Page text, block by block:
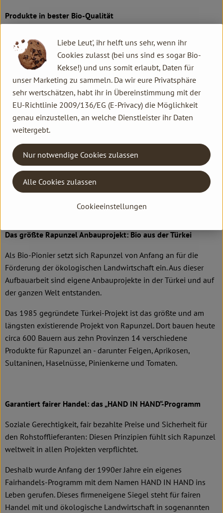
Produkte in bester Bio-Qualität
Qualitätssicherungs-Team nimmt daher eine Schlüsselposition
im Unternehmen ein. Die Kontrollen der Rohstoffe beginnen
bereits auf dem Feld. Bei Wareneingang werden alle Rohstoffe
und Produkte beprobt. Zusätzlich werden sie durch anerkannte
externe Labors unabhängig analysiert.
Wie schon zu Beginn liegen Rapunzel auch heute die
persönlichen Kontakte zu den Lieferanten und langfristige
Partnerschaften besonders am Herzen. Besuche vor Ort,
Beratung durch eigene Agrar-Ingenieure und der rege
Austausch miteinander sichern die einwandfreie Qualität der
Rohstoffe ab. Das schafft Transparenz - vom Feld bis zum
Teller des Verbrauchers.
Das größte Rapunzel Anbauprojekt: Bio aus der Türkei
Als Bio-Pionier setzt sich Rapunzel von Anfang an für die
Förderung der ökologischen Landwirtschaft ein. Aus dieser
Aufbauarbeit sind eigene Anbauprojekte in der Türkei und auf
der ganzen Welt entstanden.
Das 1985 gegründete Türkei-Projekt ist das größte und am
längsten existierende Projekt von Rapunzel. Dort bauen heute
circa 600 Bauern aus zehn Provinzen 14 verschiedene
Produkte für Rapunzel an - darunter Feigen, Aprikosen,
Sultaninen, Haselnüsse, Pinienkerne und Tomaten.
Garantiert fairer Handel: das „HAND IN HAND“-Programm
Soziale Gerechtigkeit, fair bezahlte Preise und Sicherheit für
den Rohstofflieferanten: Diesen Prinzipien fühlt sich Rapunzel
weltweit in allen Projekten verpflichtet.
Deshalb wurde Anfang der 1990er Jahre ein eigenes
Fairhandels-Programm mit dem Namen HAND IN HAND ins
Leben gerufen. Dieses firmeneigene Siegel steht für fairen
Handel mit und ökologische Landwirtschaft in sogenannten
Liebe Leut', ihr helft uns sehr, wenn ihr
Cookies zulasst (bei uns sind es sogar Bio-
Kekse!) und uns somit erlaubt, Daten für
unser Marketing zu sammeln. Da wir eure Privatsphäre
sehr wertschätzen, habt ihr in Übereinstimmung mit der
EU-Richtlinie 2009/136/EG (E-Privacy) die Möglichkeit
genau einzustellen, an welche Dienstleister ihr Daten
weitergebt.
Cookieeinstellungen
Nur notwendige Cookies zulassen
Alle Cookies zulassen